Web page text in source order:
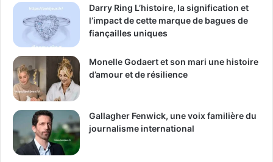
Darry Ring L’histoire, la signification et
l’impact de cette marque de bagues de
fiançailles uniques
Monelle Godaert et son mari une histoire
d’amour et de résilience
Gallagher Fenwick, une voix familière du
journalisme international